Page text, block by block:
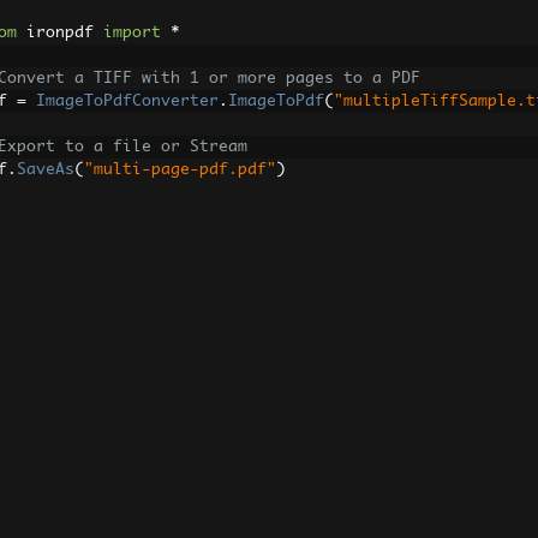
ironpdf import *
a TIFF with 1 or more pages to a PDF
= ImageToPdfConverter . ImageToPdf(
to a file or Stream
. SaveAs( "multi-page-pdf.pdf" )